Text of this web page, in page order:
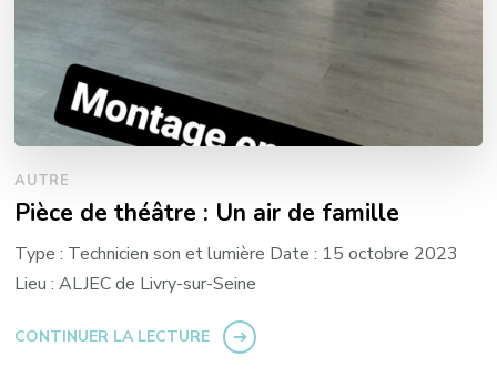
AUTRE
Pièce de théâtre : Un air de famille
Type : Technicien son et lumière Date : 15 octobre 2023
Lieu : ALJEC de Livry-sur-Seine
CONTINUER LA LECTURE